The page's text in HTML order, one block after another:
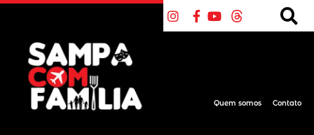
Quem somos Contato